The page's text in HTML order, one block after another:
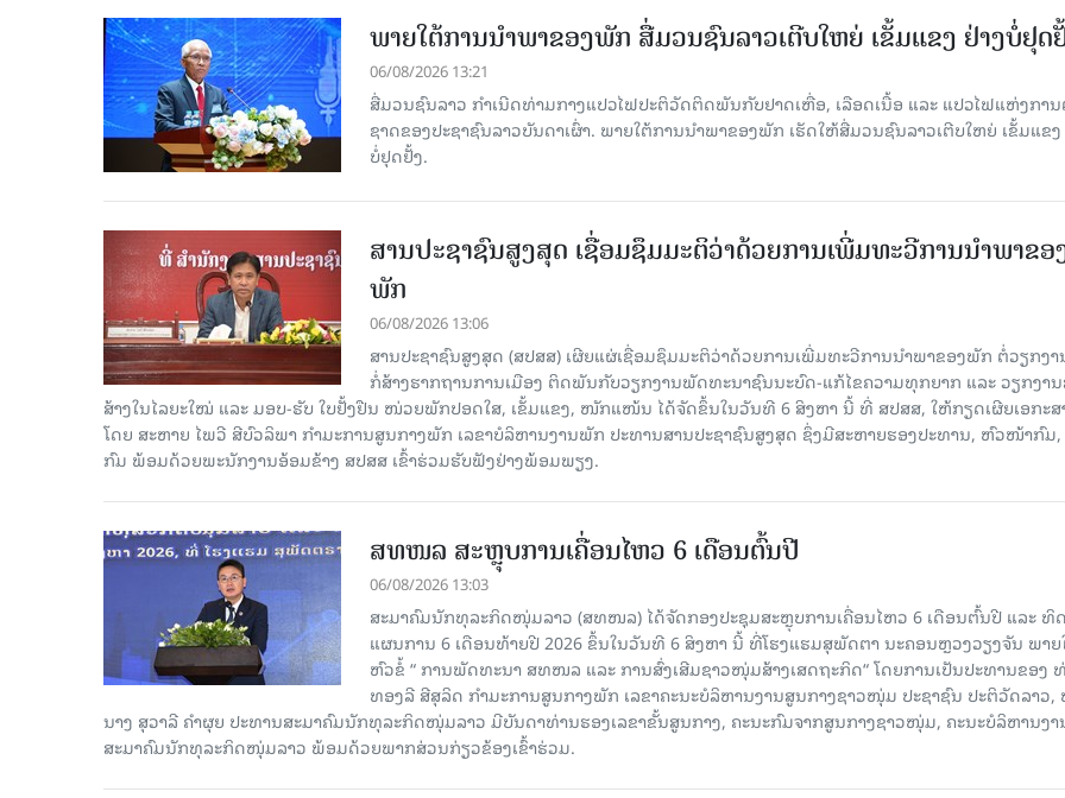
ພາຍໃຕ້ການນໍາພາຂອງພັກ ສື່ມວນຊົນລາວເຕີບໃຫຍ່ ເຂັ້ມແຂງ ຢ່າງບໍ່ຢຸດ
06/08/2026 13:21
ສື່ມວນຊົນລາວ ກຳເນີດທ່າມກາງແປວໄຟປະຕິວັດຕິດພັນກັບຢາດເຫື່ອ, ເລືອດເນື້ອ ແລະ ແປວໄຟແຫ່ງກາ
ຊາດຂອງປະຊາຊົນລາວບັນດາເຜົ່າ. ພາຍໃຕ້ການນໍາພາຂອງພັກ ເຮັດໃຫ້ສື່ມວນຊົນລາວເຕີບໃຫຍ່ ເຂັ້ມແຂງ
ບໍ່ຢຸດຢັ້ງ.
ສານປະຊາຊົນສູງສຸດ ເຊື່ອມຊຶມມະຕິວ່າດ້ວຍການເພີ່ມທະວີການນຳພາຂອ
ພັກ
06/08/2026 13:06
ສານປະຊາຊົນສູງສຸດ (ສປສສ) ເຜີຍແຜ່ເຊື່ອມຊຶມມະຕິວ່າດ້ວຍການເພີ່ມທະວີການນຳພາຂອງພັກ ຕໍ່ວຽກງາ
ກໍ່ສ້າງຮາກຖານການເມືອງ ຕິດພັນກັບວຽກງານພັດທະນາຊົນນະບົດ-ແກ້ໄຂຄວາມທຸກຍາກ ແລະ ວຽກງາ
ສ້າງໃນໄລຍະໃໝ່ ແລະ ມອບ-ຮັບ ໃບຢັ້ງຢືນ ໜ່ວຍພັກປອດໃສ, ເຂັ້ມແຂງ, ໜັກແໜ້ນ ໄດ້ຈັດຂຶ້ນໃນວັນທີ 6 ສິງຫາ ນີ້ ທີ່ ສປສສ, ໃຫ້ກຽດເຜີຍເອກະສ
ໂດຍ ສະຫາຍ ໄພວີ ສີບົວລິພາ ກຳມະການສູນກາງພັກ ເລຂາບໍລິຫານງານພັກ ປະທານສານປະຊາຊົນສູງສຸດ ຊຶ່ງມີສະຫາຍຮອງປະທານ, ຫົວໜ້າກົມ,
ກົມ ພ້ອມດ້ວຍພະນັກງານອ້ອມຂ້າງ ສປສສ ເຂົ້າຮ່ວມຮັບຟັງຢ່າງພ້ອມພຽງ.
ສທໜລ ສະຫຼຸບການເຄື່ອນໄຫວ 6 ເດືອນຕົ້ນປີ
06/08/2026 13:03
ສະມາຄົມນັກທຸລະກິດໜຸ່ມລາວ (ສທໜລ) ໄດ້ຈັດກອງປະຊຸມສະຫຼຸບການເຄື່ອນໄຫວ 6 ເດືອນຕົ້ນປີ ແລະ ທິ
ແຜນການ 6 ເດືອນທ້າຍປີ 2026 ຂຶ້ນໃນວັນທີ 6 ສິງຫາ ນີ້ ທີ່ໂຮງແຮມສຸພັດຕາ ນະຄອນຫຼວງວຽງຈັນ ພາຍ
ຫົວຂໍ້ “ ການພັດທະນາ ສທໜລ ແລະ ການສົ່ງເສີມຊາວໜຸ່ມສ້າງເສດຖະກິດ“ ໂດຍການເປັນປະທານຂອງ
ທອງລີ ສີສຸລິດ ກຳມະການສູນກາງພັກ ເລຂາຄະນະບໍລິຫານງານສູນກາງຊາວໜຸ່ມ ປະຊາຊົນ ປະຕິວັດລາວ,
ນາງ ສຸວາລີ ຄຳຜຸຍ ປະທານສະມາຄົມນັກທຸລະກິດໜຸ່ມລາວ ມີບັນດາທ່ານຮອງເລຂາຂັ້ນສູນກາງ, ຄະນະກົມຈາກສູນກາງຊາວໜຸ່ມ, ຄະນະບໍລິຫານງາ
ສະມາຄົມນັກທຸລະກິດໜຸ່ມລາວ ພ້ອມດ້ວຍພາກສ່ວນກ່ຽວຂ້ອງເຂົ້າຮ່ວມ.